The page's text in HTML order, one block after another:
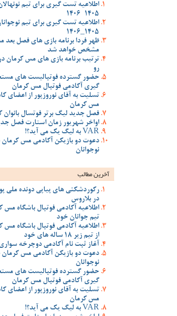
اطلاعیه تست گیری برای تیم
1405-1406
اطلاعیه تست گیری برای تیم
1405_1406
ظهر فردا برنامه بازی های فصل
مشخص خواهد شد
ترتیب برنامه بازی های مس
رو
حضور گسترده فوتبالیست های
گیری آکادمی فوتبال مس کرمان
تسلیت به آقای نوروزپور از اعضای
مس کرمان
فصل جدید لیگ برتر فوتسال بانوان
اواخر شهریور زمان استارت فصل
VAR به لیگ یک می آید؟!
دعوت دو بازیکن آکادمی مس کرمان
نوجوانان
آخرین مطالب
رکوردشکنی های پیاپی دونده
در بلاروس
اطلاعیه آکادمی فوتبال باشگاه
تیم جوانان خود
اطلاعیه آکادمی فوتبال باشگاه
از تیم زیر 18 ساله های خود
آغاز ثبت نام آکادمی دوچرخه
دعوت دو بازیکن آکادمی مس کرمان
نوجوانان
حضور گسترده فوتبالیست های
گیری آکادمی فوتبال مس کرمان
تسلیت به آقای نوروزپور از اعضای
مس کرمان
VAR به لیگ یک می آید؟!